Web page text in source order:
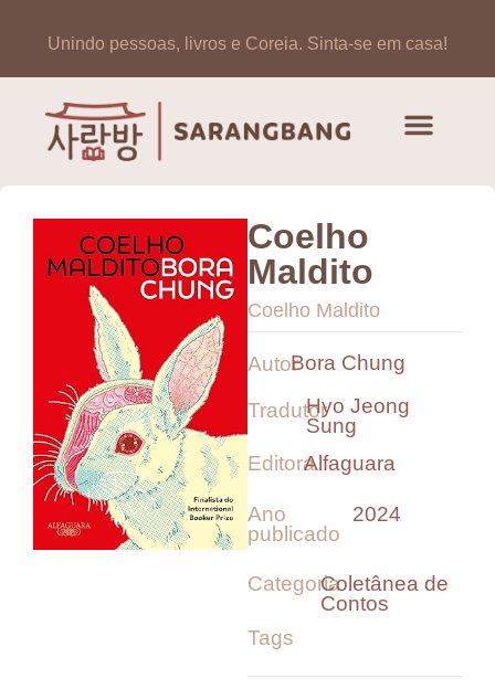
Unindo pessoas, livros e Coreia. Sinta-se em casa!
Coelho
Maldito
Coelho Maldito
AutorBora Chung
TradutorHyo Jeong
Sung
EditoraAlfaguara
Ano
publicado
2024
CategoriaColetânea de
Contos
Tags